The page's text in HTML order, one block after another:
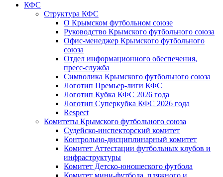
КФС
Структура КФС
О Крымском футбольном союзе
Руководство Крымского футбольного союза
Офис-менеджер Крымского футбольного
союза
Отдел информационного обеспечения,
пресс-служба
Символика Крымского футбольного союза
Логотип Премьер-лиги КФС
Логотип Кубка КФС 2026 года
Логотип Суперкубка КФС 2026 года
Respect
Комитеты Крымского футбольного союза
Судейско-инспекторский комитет
Контрольно-дисциплинарный комитет
Комитет Аттестации футбольных клубов и
инфраструктуры
Комитет Детско-юношеского футбола
Комитет мини-футбола, пляжного и